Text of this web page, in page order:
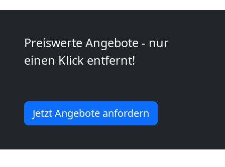
Preiswerte Angebote - nur
einen Klick entfernt!
Jetzt Angebote anfordern
Möbelmontage
Möbeltransport
Wolfsberg